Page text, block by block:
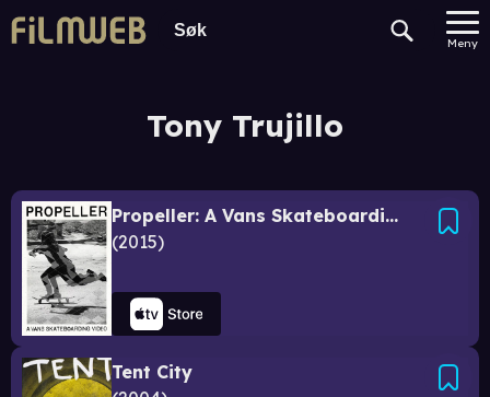
Meny
Tony Trujillo
Propeller: A Vans Skateboarding Video
2015
Tent City